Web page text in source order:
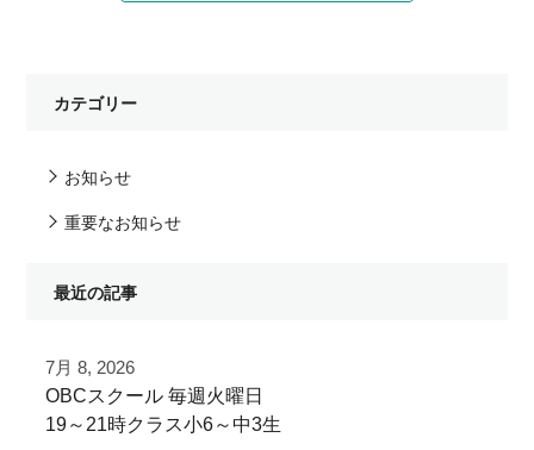
カテゴリー
お知らせ
重要なお知らせ
最近の記事
7月 8, 2026
OBCスクール⁡ 毎週火曜日
19～21時クラス小6～中3生